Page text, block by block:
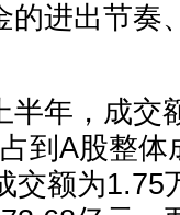
的进出节奏
半年，成交
到A股整
交额为1.75